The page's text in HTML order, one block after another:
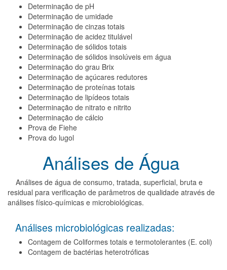
Determinação de pH
Determinação de umidade
Determinação de cinzas totais
Determinação de acidez titulável
Determinação de sólidos totais
Determinação de sólidos insolúveis em água
Determinação do grau Brix
Determinação de açúcares redutores
Determinação de proteínas totais
Determinação de lipídeos totais
Determinação de nitrato e nitrito
Determinação de cálcio
Prova de Fiehe
Prova do lugol
Análises de Água
Análises de água de consumo, tratada, superficial, bruta e
residual para verificação de parâmetros de qualidade através de
análises físico-químicas e microbiológicas.
Análises microbiológicas realizadas:
Contagem de Coliformes totais e termotolerantes (E. coli)
Contagem de bactérias heterotróficas